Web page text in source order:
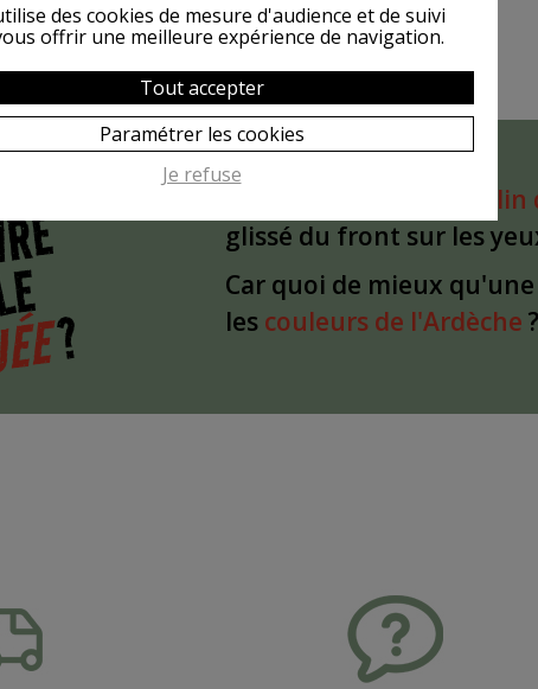
?
glissé du front sur les
Car quoi de mieux qu'une
les couleurs de l'Ardèche ?
des cookies de mesure d'audience et de suivi
offrir une meilleure expérience de navigation.
Tout accepter
Paramétrer les cookies
Je refuse